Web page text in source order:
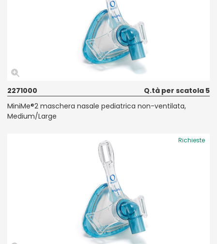
2271000
Q.tà per scatola 5
MiniMe®2 maschera nasale pediatrica non-ventilata,
Medium/Large
Richieste